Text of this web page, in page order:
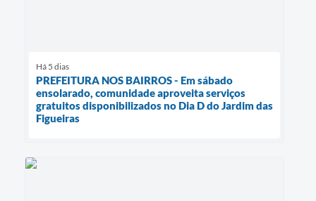
Há 5 dias
PREFEITURA NOS BAIRROS - Em sábado
ensolarado, comunidade aproveita serviços
gratuitos disponibilizados no Dia D do Jardim das
Figueiras